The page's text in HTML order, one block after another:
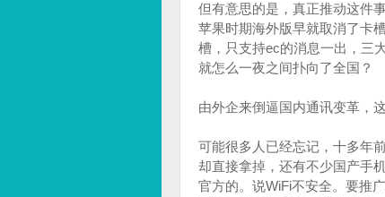
但有意思的是，真正推动这件
苹果时期海外版早就取消了卡
槽，只支持ec的消息一出，三
就怎么一夜之间扑向了全国？
由外企来倒逼国内通讯变革，
可能很多人已经忘记，十多年
却直接拿掉，还有不少国产手
官方的。说WiFi不安全。要推